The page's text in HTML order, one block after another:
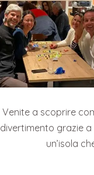
Venite a scoprire
divertimento grazie
un’isola